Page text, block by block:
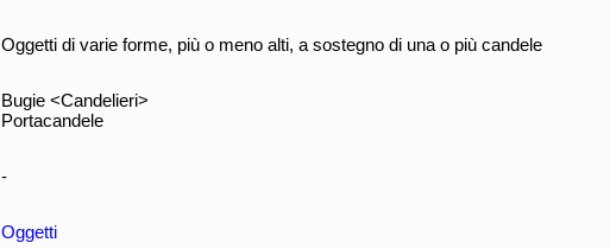
Oggetti di varie forme, più o meno alti, a sostegno di una o più candele
Bugie <Candelieri>
Portacandele
-
Oggetti